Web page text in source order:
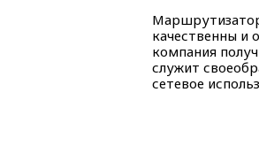
качественны и
компания
служит
сетевое